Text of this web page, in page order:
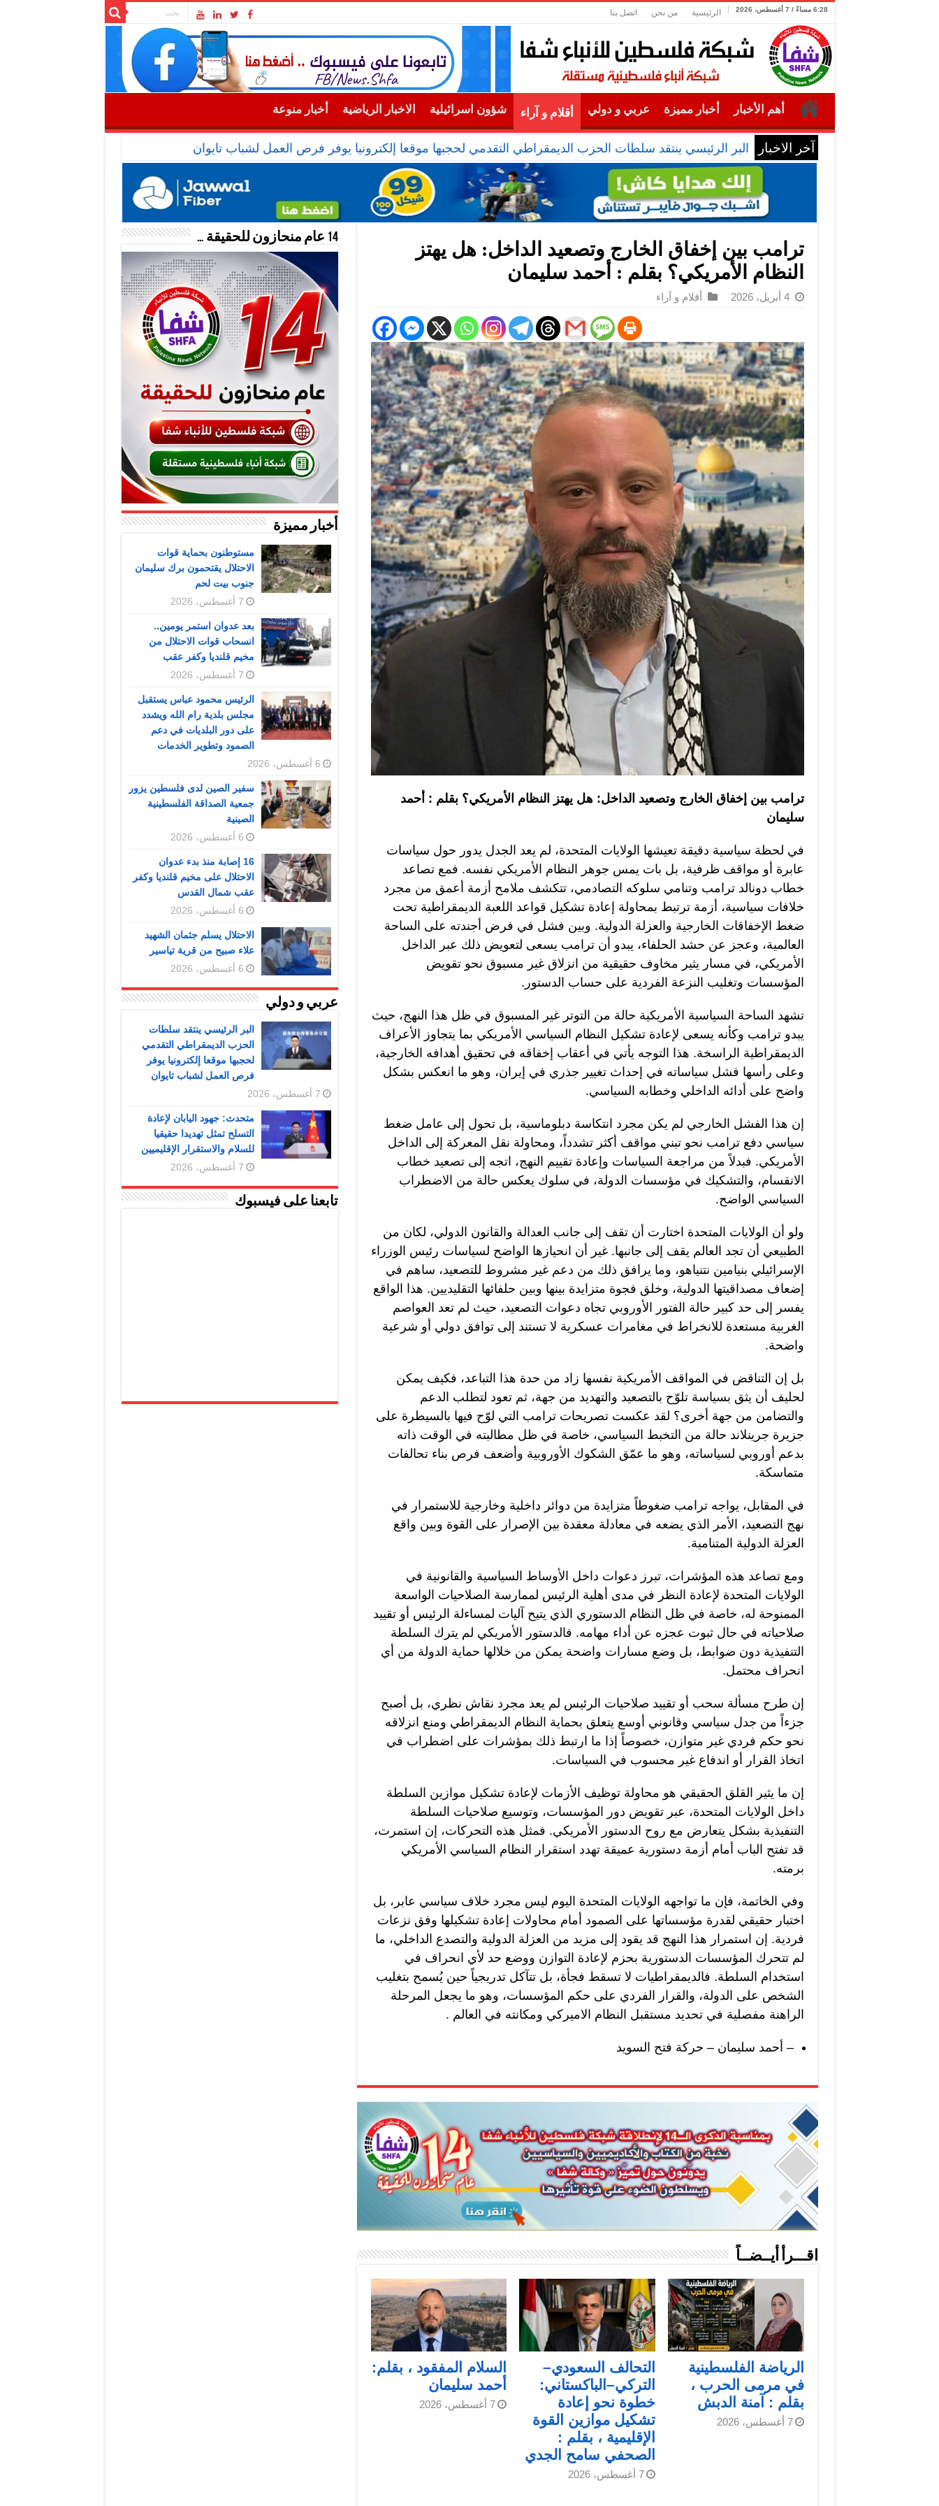
6:28 مساءً / 7 أغسطس، 2026 الرئيسية من نحن اتصل بنا
أهم الأخبار أخبار مميزة عربي و دولي أقلام و آراء شؤون اسرائيلية الاخبار الرياضية أخبار منوعة
آخر الاخبار البر الرئيسي ينتقد سلطات الحزب الديمقراطي التقدمي لحجبها موقعا إلكترونيا يوفر فرص العمل لشباب تايوان
ترامب بين إخفاق الخارج وتصعيد الداخل: هل يهتز
النظام الأمريكي؟ بقلم : أحمد سليمان
4 أبريل، 2026 أقلام و آراء
ترامب بين إخفاق الخارج وتصعيد الداخل: هل يهتز النظام الأمريكي؟ بقلم : أحمد
سليمان
في لحظة سياسية دقيقة تعيشها الولايات المتحدة، لم يعد الجدل يدور حول سياسات
عابرة أو مواقف ظرفية، بل بات يمس جوهر النظام الأمريكي نفسه. فمع تصاعد
خطاب دونالد ترامب وتنامي سلوكه التصادمي، تتكشف ملامح أزمة أعمق من مجرد
خلافات سياسية، أزمة ترتبط بمحاولة إعادة تشكيل قواعد اللعبة الديمقراطية تحت
ضغط الإخفاقات الخارجية والعزلة الدولية. وبين فشل في فرض أجندته على الساحة
العالمية، وعجز عن حشد الحلفاء، يبدو أن ترامب يسعى لتعويض ذلك عبر الداخل
الأمريكي، في مسار يثير مخاوف حقيقية من انزلاق غير مسبوق نحو تقويض
المؤسسات وتغليب النزعة الفردية على حساب الدستور.
تشهد الساحة السياسية الأمريكية حالة من التوتر غير المسبوق في ظل هذا النهج، حيث
يبدو ترامب وكأنه يسعى لإعادة تشكيل النظام السياسي الأمريكي بما يتجاوز الأعراف
الديمقراطية الراسخة. هذا التوجه يأتي في أعقاب إخفاقه في تحقيق أهدافه الخارجية،
وعلى رأسها فشل سياساته في إحداث تغيير جذري في إيران، وهو ما انعكس بشكل
واضح على أدائه الداخلي وخطابه السياسي.
إن هذا الفشل الخارجي لم يكن مجرد انتكاسة دبلوماسية، بل تحول إلى عامل ضغط
سياسي دفع ترامب نحو تبني مواقف أكثر تشدداً، ومحاولة نقل المعركة إلى الداخل
الأمريكي. فبدلاً من مراجعة السياسات وإعادة تقييم النهج، اتجه إلى تصعيد خطاب
الانقسام، والتشكيك في مؤسسات الدولة، في سلوك يعكس حالة من الاضطراب
السياسي الواضح.
ولو أن الولايات المتحدة اختارت أن تقف إلى جانب العدالة والقانون الدولي، لكان من
الطبيعي أن تجد العالم يقف إلى جانبها. غير أن انحيازها الواضح لسياسات رئيس الوزراء
الإسرائيلي بنيامين نتنياهو، وما يرافق ذلك من دعم غير مشروط للتصعيد، ساهم في
إضعاف مصداقيتها الدولية، وخلق فجوة متزايدة بينها وبين حلفائها التقليديين. هذا الواقع
يفسر إلى حد كبير حالة الفتور الأوروبي تجاه دعوات التصعيد، حيث لم تعد العواصم
الغربية مستعدة للانخراط في مغامرات عسكرية لا تستند إلى توافق دولي أو شرعية
واضحة.
بل إن التناقض في المواقف الأمريكية نفسها زاد من حدة هذا التباعد، فكيف يمكن
لحليف أن يثق بسياسة تلوّح بالتصعيد والتهديد من جهة، ثم تعود لتطلب الدعم
والتضامن من جهة أخرى؟ لقد عكست تصريحات ترامب التي لوّح فيها بالسيطرة على
جزيرة جرينلاند حالة من التخبط السياسي، خاصة في ظل مطالبته في الوقت ذاته
بدعم أوروبي لسياساته، وهو ما عمّق الشكوك الأوروبية وأضعف فرص بناء تحالفات
متماسكة.
في المقابل، يواجه ترامب ضغوطاً متزايدة من دوائر داخلية وخارجية للاستمرار في
نهج التصعيد، الأمر الذي يضعه في معادلة معقدة بين الإصرار على القوة وبين واقع
العزلة الدولية المتنامية.
ومع تصاعد هذه المؤشرات، تبرز دعوات داخل الأوساط السياسية والقانونية في
الولايات المتحدة لإعادة النظر في مدى أهلية الرئيس لممارسة الصلاحيات الواسعة
الممنوحة له، خاصة في ظل النظام الدستوري الذي يتيح آليات لمساءلة الرئيس أو تقييد
صلاحياته في حال ثبوت عجزه عن أداء مهامه. فالدستور الأمريكي لم يترك السلطة
التنفيذية دون ضوابط، بل وضع مسارات واضحة يمكن من خلالها حماية الدولة من أي
انحراف محتمل.
إن طرح مسألة سحب أو تقييد صلاحيات الرئيس لم يعد مجرد نقاش نظري، بل أصبح
جزءاً من جدل سياسي وقانوني أوسع يتعلق بحماية النظام الديمقراطي ومنع انزلاقه
نحو حكم فردي غير متوازن، خصوصاً إذا ما ارتبط ذلك بمؤشرات على اضطراب في
اتخاذ القرار أو اندفاع غير محسوب في السياسات.
إن ما يثير القلق الحقيقي هو محاولة توظيف الأزمات لإعادة تشكيل موازين السلطة
داخل الولايات المتحدة، عبر تقويض دور المؤسسات، وتوسيع صلاحيات السلطة
التنفيذية بشكل يتعارض مع روح الدستور الأمريكي. فمثل هذه التحركات، إن استمرت،
قد تفتح الباب أمام أزمة دستورية عميقة تهدد استقرار النظام السياسي الأمريكي
برمته.
وفي الخاتمة، فإن ما تواجهه الولايات المتحدة اليوم ليس مجرد خلاف سياسي عابر، بل
اختبار حقيقي لقدرة مؤسساتها على الصمود أمام محاولات إعادة تشكيلها وفق نزعات
فردية. إن استمرار هذا النهج قد يقود إلى مزيد من العزلة الدولية والتصدع الداخلي، ما
لم تتحرك المؤسسات الدستورية بحزم لإعادة التوازن ووضع حد لأي انحراف في
استخدام السلطة. فالديمقراطيات لا تسقط فجأة، بل تتآكل تدريجياً حين يُسمح بتغليب
الشخص على الدولة، والقرار الفردي على حكم المؤسسات، وهو ما يجعل المرحلة
الراهنة مفصلية في تحديد مستقبل النظام الاميركي ومكانته في العالم .
– أحمد سليمان – حركة فتح السويد
اقـــرأ أيــضــاً
الرياضة الفلسطينية
في مرمى الحرب ،
بقلم : آمنة الدبش
7 أغسطس، 2026
التحالف السعودي–
التركي–الباكستاني:
خطوة نحو إعادة
تشكيل موازين القوة
الإقليمية ، بقلم :
الصحفي سامح الجدي
7 أغسطس، 2026
السلام المفقود ، بقلم:
أحمد سليمان
7 أغسطس، 2026
14 عام منحازون للحقيقة …
أخبار مميزة
مستوطنون بحماية قوات
الاحتلال يقتحمون برك سليمان
جنوب بيت لحم
7 أغسطس، 2026
بعد عدوان استمر يومين..
انسحاب قوات الاحتلال من
مخيم قلنديا وكفر عقب
7 أغسطس، 2026
الرئيس محمود عباس يستقبل
مجلس بلدية رام الله ويشدد
على دور البلديات في دعم
الصمود وتطوير الخدمات
6 أغسطس، 2026
سفير الصين لدى فلسطين يزور
جمعية الصداقة الفلسطينية
الصينية
6 أغسطس، 2026
16 إصابة منذ بدء عدوان
الاحتلال على مخيم قلنديا وكفر
عقب شمال القدس
6 أغسطس، 2026
الاحتلال يسلم جثمان الشهيد
علاء صبيح من قرية تياسير
6 أغسطس، 2026
عربي و دولي
البر الرئيسي ينتقد سلطات
الحزب الديمقراطي التقدمي
لحجبها موقعا إلكترونيا يوفر
فرص العمل لشباب تايوان
7 أغسطس، 2026
متحدث: جهود اليابان لإعادة
التسلح تمثل تهديدا حقيقيا
للسلام والاستقرار الإقليميين
7 أغسطس، 2026
تابعنا على فيسبوك